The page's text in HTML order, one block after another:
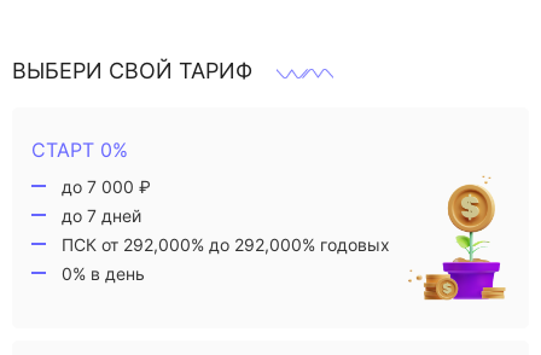
ВЫБЕРИ СВОЙ ТАРИФ
СТАРТ 0%
до 7 000 ₽
до 7 дней
ПСК от 292,000% до 292,000% годовых
0% в день